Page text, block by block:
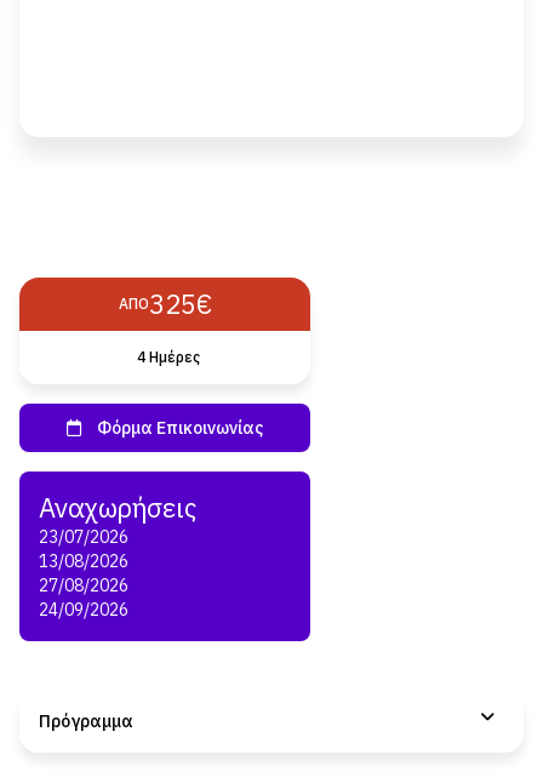
ΑΠΌ325€
4 Ημέρες
23/07/2026
13/08/2026
27/08/2026
24/09/2026
Πρόγραμμα